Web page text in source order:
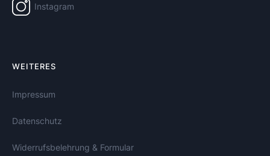
Instagram
WEITERES
Impressum
Datenschutz
Widerrufsbelehrung & Formular